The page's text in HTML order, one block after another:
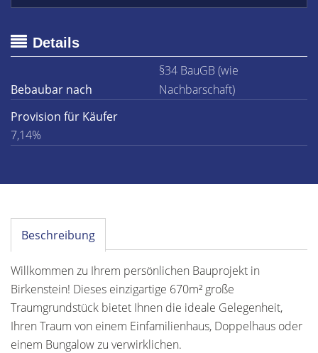
Details
Bebaubar nach
§34 BauGB (wie
Nachbarschaft)
Provision für Käufer
7,14%
Beschreibung
Willkommen zu Ihrem persönlichen Bauprojekt in
Birkenstein! Dieses einzigartige 670m² große
Traumgrundstück bietet Ihnen die ideale Gelegenheit,
Ihren Traum von einem Einfamilienhaus, Doppelhaus oder
einem Bungalow zu verwirklichen.